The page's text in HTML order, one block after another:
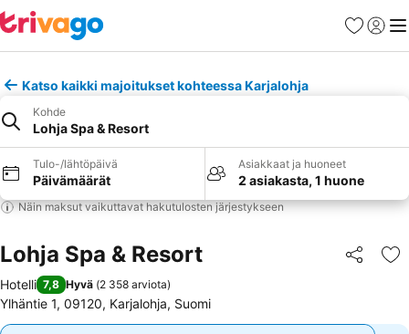
Suosikit
Katso kaikki majoitukset kohteessa Karjalohja
Kohde
Lohja Spa & Resort
Tulo-/lähtöpäivä
Päivämäärät
Asiakkaat ja huoneet
2 asiakasta, 1 huone
Näin maksut vaikuttavat hakutulosten järjestykseen
Lohja Spa & Resort Jaa
Hotelli 7,8 Hyvä (2 358 arviota)
Ylhäntie 1, 09120, Karjalohja, Suomi